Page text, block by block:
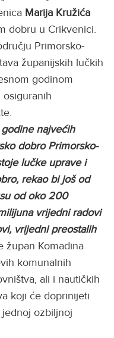
Marija Kružića
dobru u Crikvenici.
Primorsko-
županijskih lučkih
godinom
najvećih
dobro Primorsko-
lučke uprave i
rekao bi još od
od oko 200
vrijedni radovi
vrijedni preostalih
župan Komadina
komunalnih
ali i nautičkih
koji će doprinijeti
ozbiljnoj